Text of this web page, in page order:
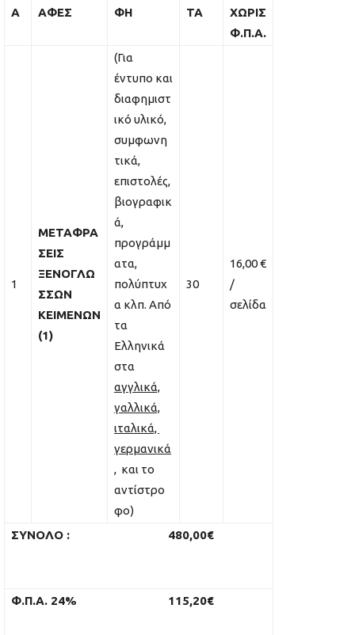
Α
ΑΦΕΣ
ΦΗ
ΤΑ
ΧΩΡΙΣ
Φ.Π.Α.
1
ΜΕΤΑΦΡΑ
ΣΕΙΣ
ΞΕΝΟΓΛΩ
ΣΣΩΝ
ΚΕΙΜΕΝΩΝ
(1)
(Για
έντυπο και
διαφημιστ
ικό υλικό,
συμφωνη
τικά,
επιστολές,
βιογραφικ
ά,
προγράμμ
ατα,
πολύπτυχ
α κλπ. Από
τα
Ελληνικά
στα
αγγλικά,
γαλλικά,
ιταλικά,
γερμανικά
, και το
αντίστρο
φο)
30
16,00 €
/
σελίδα
ΣΥΝΟΛΟ : 480,00€
Φ.Π.Α. 24% 115,20€